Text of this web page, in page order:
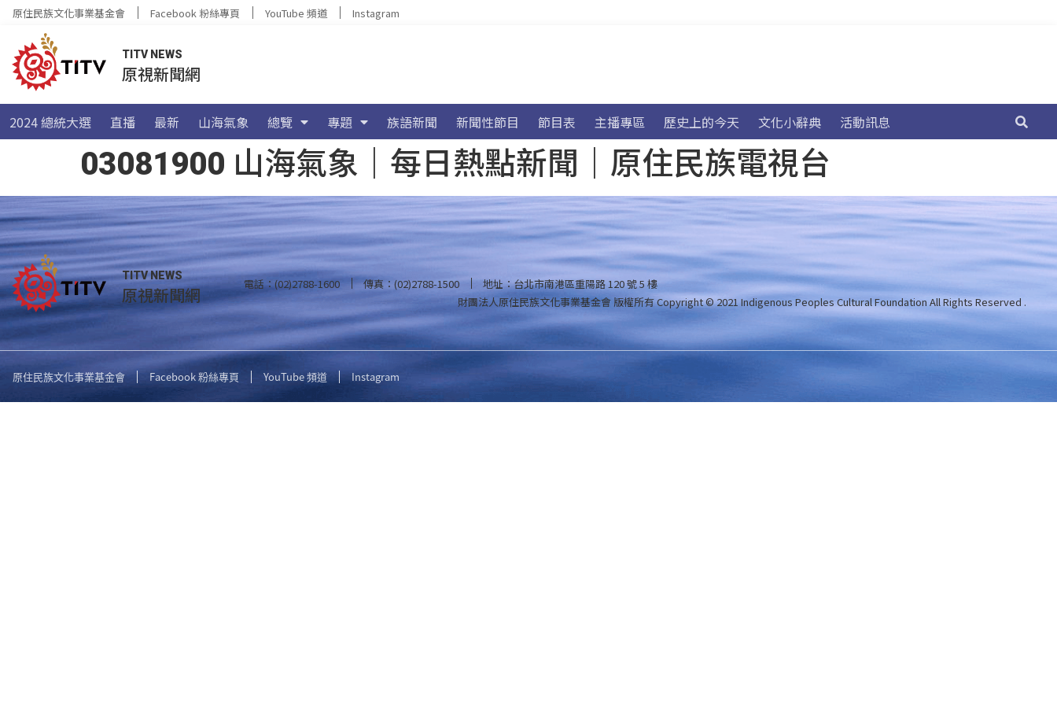
原住民族文化事業基金會 Facebook 粉絲專頁 YouTube 頻道 Instagram
TITV NEWS
原視新聞網
2024 總統大選 直播 最新 山海氣象 總覽 專題 族語新聞 新聞性節目 節目表 主播專區 歷史上的今天 文化小辭典 活動訊息
03081900 山海氣象｜每日熱點新聞｜原住民族電視台
TITV NEWS
原視新聞網 電話：(02)2788-1600 傳真：(02)2788-1500
地址：台北市南港區重陽路 120 號 5 樓
財團法人原住民族文化事業基金會 版權所有Copyright © 2021 Indigenous Peoples Cultural Foundation All Rights Reserved .
原住民族文化事業基金會 Facebook 粉絲專頁 YouTube 頻道 Instagram